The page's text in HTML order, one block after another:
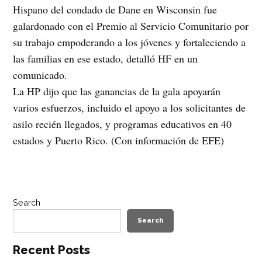
Hispano del condado de Dane en Wisconsin fue
galardonado con el Premio al Servicio Comunitario por
su trabajo empoderando a los jóvenes y fortaleciendo a
las familias en ese estado, detalló HF en un
comunicado.
La HP dijo que las ganancias de la gala apoyarán
varios esfuerzos, incluido el apoyo a los solicitantes de
asilo recién llegados, y programas educativos en 40
estados y Puerto Rico. (Con información de EFE)
Search
Search
Recent Posts